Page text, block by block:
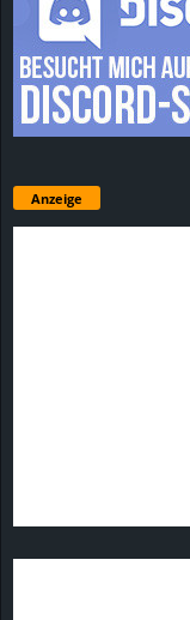
Anzeige